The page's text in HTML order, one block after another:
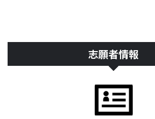
志願者情報